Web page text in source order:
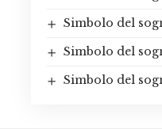
Simbolo del
Simbolo del
Simbolo del